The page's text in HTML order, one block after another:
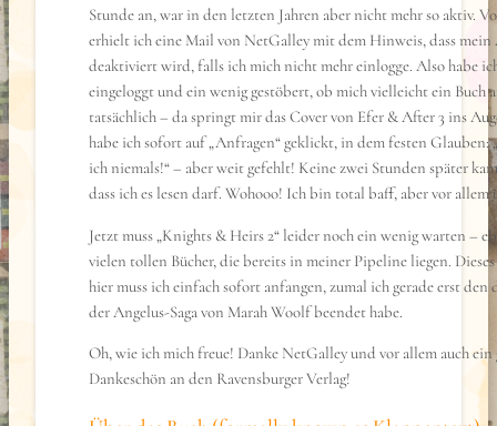
Stunde an, war in den letzten Jahren aber nicht mehr so aktiv.
erhielt ich eine Mail von NetGalley mit dem Hinweis, dass mein
deaktiviert wird, falls ich mich nicht mehr einlogge. Also habe
eingeloggt und ein wenig gestöbert, ob mich vielleicht ein Buch
tatsächlich – da springt mir das Cover von Efer & After 3 ins
habe ich sofort auf „Anfragen“ geklickt, in dem festen Glauben:
ich niemals!“ – aber weit gefehlt! Keine zwei Stunden später
dass ich es lesen darf. Wohooo! Ich bin total baff, aber vor allem
Jetzt muss „Knights & Heirs 2“ leider noch ein wenig warten –
vielen tollen Bücher, die bereits in meiner Pipeline liegen. Dieses
hier muss ich einfach sofort anfangen, zumal ich gerade erst
der Angelus-Saga von Marah Woolf beendet habe.
Oh, wie ich mich freue! Danke NetGalley und vor allem auch ein
Dankeschön an den Ravensburger Verlag!